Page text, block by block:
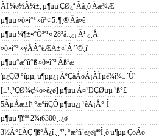
ÀÏ ¼ø½Ã¼±, µ¶µµ ÇØ¿ª Ãâ¸ô Àæ¾Æ
µ¶µµ »ð»ì°³ »õ³¢ 5¸¶¸® Ãâ»ê
µ¶µµ ¼¶±«ºÒ³ª¹« 28³â¸¸¿¡ Ã¹ ¿­¸Å
»ð»ì°³ »ýÅÂ°èÆÄ±«´Â '´©¸í'
µ¶µµ°æºñ°ß »ð»ì°³ Ãß¹æ
'µ¿ÇØ °íµµ, µ¶µµ¿¡ ÀºÇàÁöÁ¡ÀÌ µé¾î¼±´Ù'
[±¹¸³ÇØ¾ç¼ö»ê¿ø] µ¶µµ Á¤¹ÐÇØµµ ¹ß°£
5ÃµÅæ±Þ °æºñÇÔ µ¶µµ¿¡ ¹èÄ¡Å°·Î
µ¶µµ ¶¥°ª 2¾ï6300¸¸¿ø
3½Ã°£ÀÇ ¶ß°Å¿î ¸¸³², °æºñ´ë¿ø¡ªºÎ¸ð µ¶µµ ÇöÁö